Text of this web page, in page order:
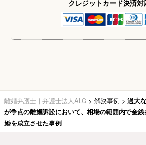
クレジットカード決済対
離婚弁護士｜弁護士法人ALG > 解決事例 > 過大
が争点の離婚訴訟において、相場の範囲内で金
婚を成立させた事例